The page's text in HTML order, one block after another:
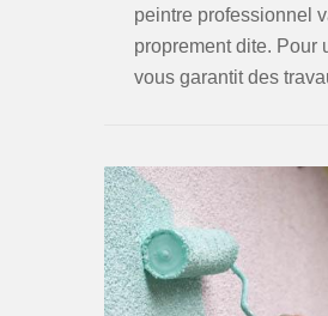
peintre professionnel
proprement dite. Pour
vous garantit des